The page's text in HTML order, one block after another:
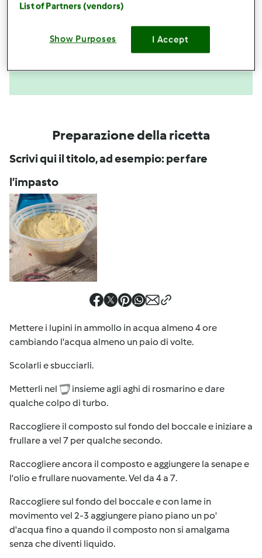
Condividi le tue attività
Questa ricetta mi interessa
Preparazione della ricetta
Scrivi qui il titolo, ad esempio: per fare
l’impasto
Mettere i lupini in ammollo in acqua almeno 4 ore
cambiando l'acqua almeno un paio di volte.
Scolarli e sbucciarli.
Metterli nel
insieme agli aghi di rosmarino e dare
qualche colpo di turbo.
Raccogliere il composto sul fondo del boccale e iniziare a
frullare a vel 7 per qualche secondo.
Raccogliere ancora il composto e aggiungere la senape e
l'olio e frullare nuovamente. Vel da 4 a 7.
Raccogliere sul fondo del boccale e con lame in
movimento vel 2-3 aggiungere piano piano un po'
d'acqua fino a quando il composto non si amalgama
senza che diventi liquido.
List of Partners (vendors)
Show Purposes I Accept